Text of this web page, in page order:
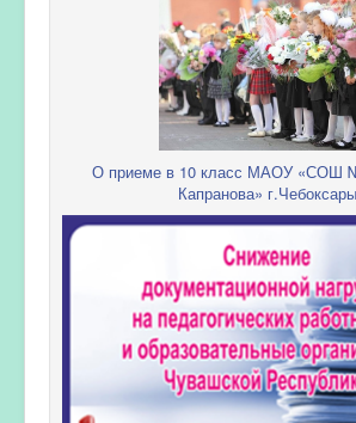
О приеме в 10 класс МАОУ «СОШ
Капранова» г.Чебоксары